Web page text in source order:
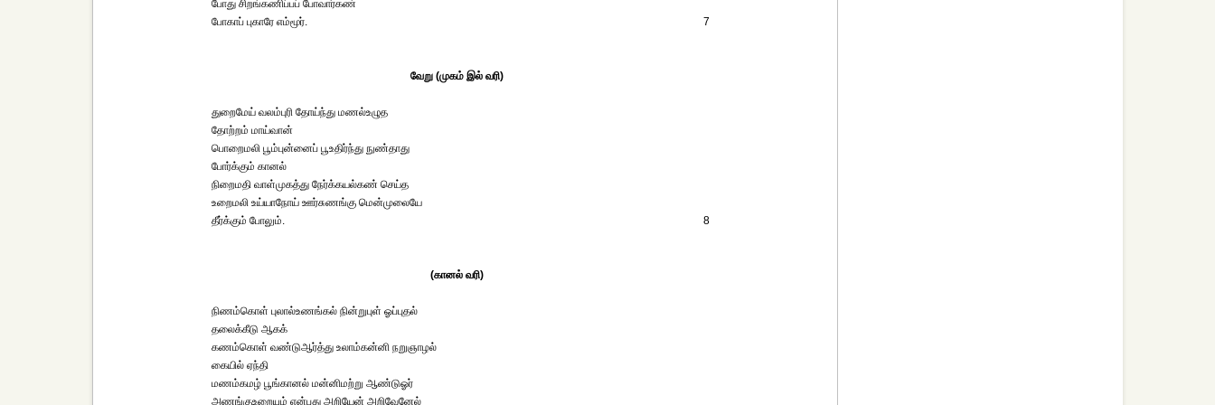
போது சிறங்கணிப்பப் போவார்கண்
போகாப் புகாரே எம்மூர்.
7
வேறு (முகம் இல் வரி)
துறைமேய் வலம்புரி தோய்ந்து மணல்உழுத
தோற்றம் மாய்வான்
பொறைமலி பூம்புன்னைப் பூஉதிர்ந்து நுண்தாது
போர்க்கும் கானல்
நிறைமதி வாள்முகத்து நேர்க்கயல்கண் செய்த
உறைமலி உய்யாநோய் ஊர்சுணங்கு மென்முலையே
தீர்க்கும் போலும்.
8
(கானல் வரி)
நிணம்கொள் புலால்உணங்கல் நின்றுபுள் ஓப்புதல்
தலைக்கீடு ஆகக்
கணம்கொள் வண்டுஆர்த்து உலாம்கன்னி நறுஞாழல்
கையில் ஏந்தி
மணம்கமழ் பூங்கானல் மன்னிமற்று ஆண்டுஓர்
அணங்குஉறையும் என்பது அறியேன் அறிவேனேல்